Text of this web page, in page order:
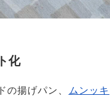
化
の揚げパン、 ムンッキ